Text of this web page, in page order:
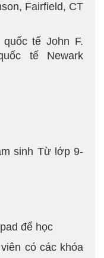
Fairfield, CT
tế John F.
tế Newark
sinh Từ lớp 9-
để học
có các khóa